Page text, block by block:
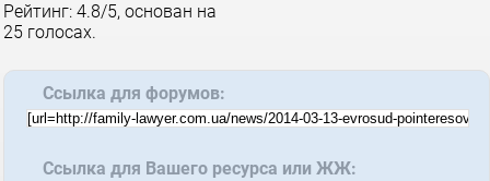
Рейтинг: 4.8/5, основан на
25 голосах.
Ссылка для форумов:
Ссылка для Вашего ресурса или ЖЖ: